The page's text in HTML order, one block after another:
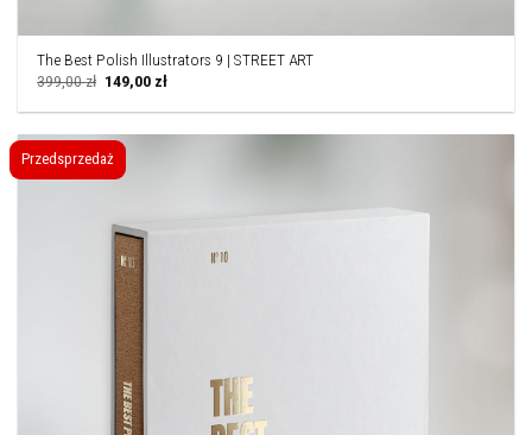
The Best Polish Illustrators 9 | STREET ART
399,00zł Pierwotna
cena
wynosiła:
149,00 złAktualna
wynosi:
Przedsprzedaż